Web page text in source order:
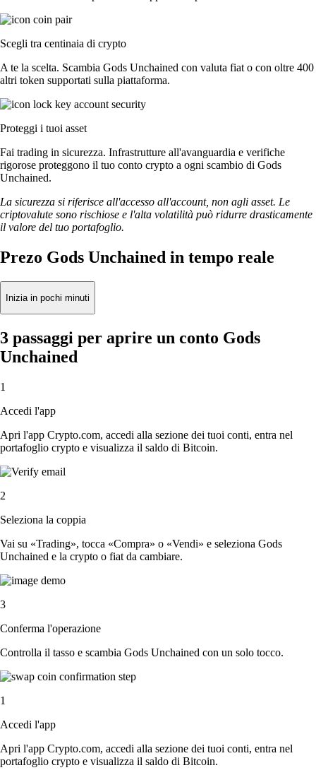
Scegli tra centinaia di crypto
A te la scelta. Scambia Gods Unchained con valuta fiat o con oltre 400
altri token supportati sulla piattaforma.
Proteggi i tuoi asset
Fai trading in sicurezza. Infrastrutture all'avanguardia e verifiche
rigorose proteggono il tuo conto crypto a ogni scambio di Gods
Unchained.
La sicurezza si riferisce all'accesso all'account, non agli asset. Le
criptovalute sono rischiose e l'alta volatilità può ridurre drasticamente
il valore del tuo portafoglio.
Prezo Gods Unchained in tempo reale
Inizia in pochi minuti
3 passaggi per aprire un conto Gods
Unchained
1
Accedi l'app
Apri l'app Crypto.com, accedi alla sezione dei tuoi conti, entra nel
portafoglio crypto e visualizza il saldo di Bitcoin.
2
Seleziona la coppia
Vai su «Trading», tocca «Compra» o «Vendi» e seleziona Gods
Unchained e la crypto o fiat da cambiare.
3
Conferma l'operazione
Controlla il tasso e scambia Gods Unchained con un solo tocco.
1
Accedi l'app
Apri l'app Crypto.com, accedi alla sezione dei tuoi conti, entra nel
portafoglio crypto e visualizza il saldo di Bitcoin.